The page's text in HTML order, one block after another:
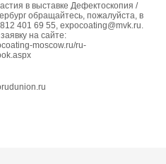
в выставке Дефектоскопия /
обращайтесь, пожалуйста, в
401 69 55, expocoating@mvk.ru.
на сайте:
moscow.ru/ru-